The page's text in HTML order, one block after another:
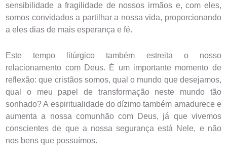
sensibilidade a fragilidade de nossos irmãos e, com eles,
somos convidados a partilhar a nossa vida, proporcionando
a eles dias de mais esperança e fé.
Este tempo litúrgico também estreita o nosso
relacionamento com Deus. É um importante momento de
reflexão: que cristãos somos, qual o mundo que desejamos,
qual o meu papel de transformação neste mundo tão
sonhado? A espiritualidade do dízimo também amadurece e
aumenta a nossa comunhão com Deus, já que vivemos
conscientes de que a nossa segurança está Nele, e não
nos bens que possuímos.